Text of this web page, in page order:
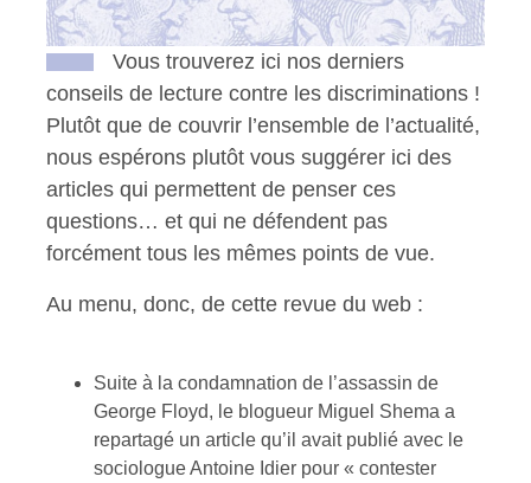
Vous trouverez ici nos derniers
conseils de lecture contre les discriminations !
Plutôt que de couvrir l’ensemble de l’actualité,
nous espérons plutôt vous suggérer ici des
articles qui permettent de penser ces
questions… et qui ne défendent pas
forcément tous les mêmes points de vue.
Au menu, donc, de cette revue du web :
Suite à la condamnation de l’assassin de
George Floyd, le blogueur Miguel Shema a
repartagé un article qu’il avait publié avec le
sociologue Antoine Idier pour « contester